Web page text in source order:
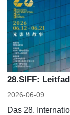
28.SIFF:
2026-06-09
Das 28.